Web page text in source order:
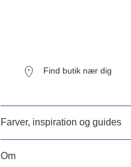
Find butik nær dig
Farver, inspiration og guides
Om